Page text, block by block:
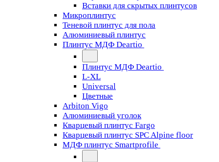
Вставки для скрытых плинтусов
Микроплинтус
Теневой плинтус для пола
Алюминиевый плинтус
Плинтус МДФ Deartio
Плинтус МДФ Deartio
L-XL
Universal
Цветные
Arbiton Vigo
Алюминиевый уголок
Кварцевый плинтус Fargo
Кварцевый плинтус SPC Alpine floor
МДФ плинтус Smartprofile